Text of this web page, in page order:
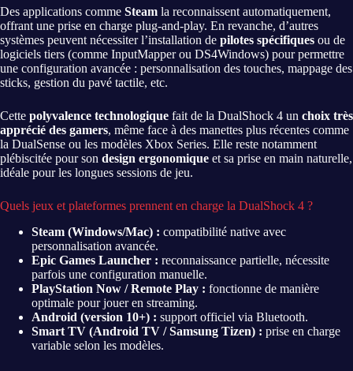
Des applications comme Steam la reconnaissent automatiquement,
offrant une prise en charge plug-and-play. En revanche, d’autres
systèmes peuvent nécessiter l’installation de pilotes spécifiques ou de
logiciels tiers (comme InputMapper ou DS4Windows) pour permettre
une configuration avancée : personnalisation des touches, mappage des
sticks, gestion du pavé tactile, etc.
Cette polyvalence technologique fait de la DualShock 4 un choix très
apprécié des gamers, même face à des manettes plus récentes comme
la DualSense ou les modèles Xbox Series. Elle reste notamment
plébiscitée pour son design ergonomique et sa prise en main naturelle,
idéale pour les longues sessions de jeu.
Quels jeux et plateformes prennent en charge la DualShock 4 ?
Steam (Windows/Mac) : compatibilité native avec
personnalisation avancée.
Epic Games Launcher : reconnaissance partielle, nécessite
parfois une configuration manuelle.
PlayStation Now / Remote Play : fonctionne de manière
optimale pour jouer en streaming.
Android (version 10+) : support officiel via Bluetooth.
Smart TV (Android TV / Samsung Tizen) : prise en charge
variable selon les modèles.